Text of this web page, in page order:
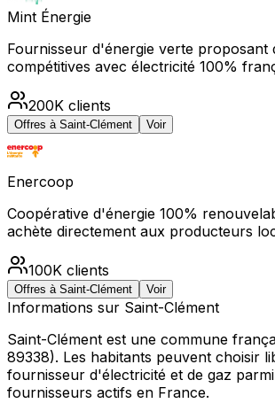
Mint Énergie
Fournisseur d'énergie verte proposant
compétitives avec électricité 100%
200K clients
Offres à Saint-Clément Voir
Enercoop
Coopérative d'énergie 100%
achète directement aux producteurs
100K clients
Offres à Saint-Clément Voir
Informations sur Saint-Clément
Saint-Clément est une commune
89338). Les habitants peuvent choisir
fournisseur d'électricité et de gaz
fournisseurs actifs en France.